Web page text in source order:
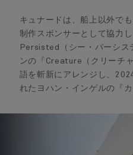
キュナードは、船上以外で
制作スポンサーとして協力
Persisted（シー・パーシス
ンの 『Creature（クリーチ
語を斬新にアレンジし、
れたヨハン・インゲルの 『